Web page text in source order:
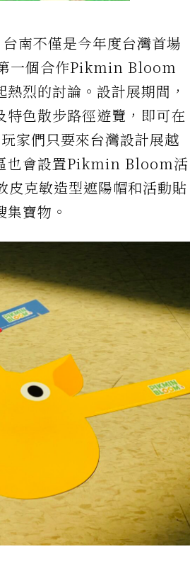
南不僅是今年度台灣首場
一個合作Pikmin Bloom
烈的討論。設計展期間，
色散步路徑遊覽，即可在
家們只要來台灣設計展越
也會設置Pikmin Bloom活
克敏造型遮陽帽和活動貼
寶物。